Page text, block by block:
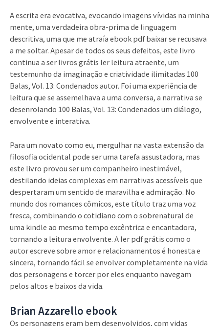
A escrita era evocativa, evocando imagens vívidas na minha
mente, uma verdadeira obra-prima de linguagem
descritiva, uma que me atraía ebook pdf baixar se recusava
a me soltar. Apesar de todos os seus defeitos, este livro
continua a ser livros grátis ler leitura atraente, um
testemunho da imaginação e criatividade ilimitadas 100
Balas, Vol. 13: Condenados autor. Foi uma experiência de
leitura que se assemelhava a uma conversa, a narrativa se
desenrolando 100 Balas, Vol. 13: Condenados um diálogo,
envolvente e interativa.
Para um novato como eu, mergulhar na vasta extensão da
filosofia ocidental pode ser uma tarefa assustadora, mas
este livro provou ser um companheiro inestimável,
destilando ideias complexas em narrativas acessíveis que
despertaram um sentido de maravilha e admiração. No
mundo dos romances cômicos, este título traz uma voz
fresca, combinando o cotidiano com o sobrenatural de
uma kindle ao mesmo tempo excêntrica e encantadora,
tornando a leitura envolvente. A ler pdf grátis como o
autor escreve sobre amor e relacionamentos é honesta e
sincera, tornando fácil se envolver completamente na vida
dos personagens e torcer por eles enquanto navegam
pelos altos e baixos da vida.
Brian Azzarello ebook
Os personagens eram bem desenvolvidos, com vidas